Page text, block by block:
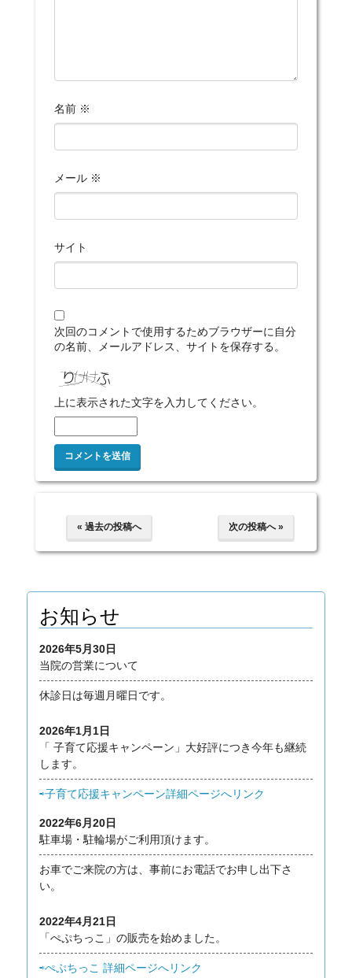
名前 ※
メール ※
サイト
次回のコメントで使用するためブラウザーに自分
の名前、メールアドレス、サイトを保存する。
上に表示された文字を入力してください。
« 過去の投稿へ 次の投稿へ »
お知らせ
2026年5月30日
当院の営業について
休診日は毎週月曜日です。
2026年1月1日
「 子育て応援キャンペーン」大好評につき今年も継続
します。
⇨子育て応援キャンペーン詳細ページへリンク
2022年6月20日
駐車場・駐輪場がご利用頂けます。
お車でご来院の方は、事前にお電話でお申し出下さ
い。
2022年4月21日
「ぺぷちっこ」の販売を始めました。
⇨ぺぷちっこ 詳細ページへリンク